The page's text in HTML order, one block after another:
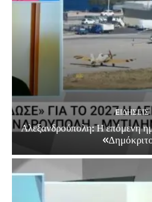
EΙΔΗΣΕΙΣ
Αλεξανδρούπολη: Η επόμενη